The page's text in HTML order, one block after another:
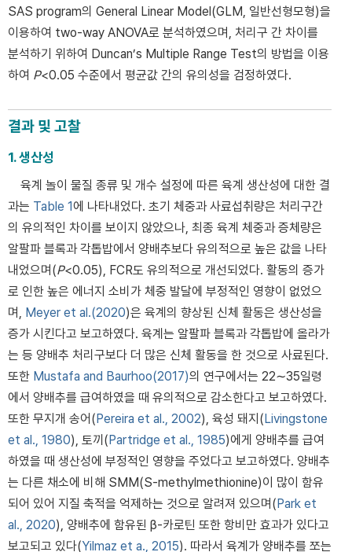
SAS program의 General Linear Model(GLM, 일반선형모형)을
이용하여 two-way ANOVA로 분석하였으며, 처리구 간 차이를
분석하기 위하여 Duncan’s Multiple Range Test의 방법을 이용
하여 P<0.05 수준에서 평균값 간의 유의성을 검정하였다.
결과 및 고찰
1. 생산성
육계 놀이 물질 종류 및 개수 설정에 따른 육계 생산성에 대한 결
과는 Table 1에 나타내었다. 초기 체중과 사료섭취량은 처리구간
의 유의적인 차이를 보이지 않았으나, 최종 육계 체중과 증체량은
알팔파 블록과 각톱밥에서 양배추보다 유의적으로 높은 값을 나타
내었으며(P<0.05), FCR도 유의적으로 개선되었다. 활동의 증가
로 인한 높은 에너지 소비가 체중 발달에 부정적인 영향이 없었으
며, Meyer et al.(2020)은 육계의 향상된 신체 활동은 생산성을
증가 시킨다고 보고하였다. 육계는 알팔파 블록과 각톱밥에 올라가
는 등 양배추 처리구보다 더 많은 신체 활동을 한 것으로 사료된다.
또한 Mustafa and Baurhoo(2017)의 연구에서는 22∼35일령
에서 양배추를 급여하였을 때 유의적으로 감소한다고 보고하였다.
또한 무지개 송어(Pereira et al., 2002), 육성 돼지(Livingstone
et al., 1980), 토끼(Partridge et al., 1985)에게 양배추를 급여
하였을 때 생산성에 부정적인 영향을 주었다고 보고하였다. 양배추
는 다른 채소에 비해 SMM(S-methylmethionine)이 많이 함유
되어 있어 지질 축적을 억제하는 것으로 알려져 있으며(Park et
al., 2020), 양배추에 함유된 β-카로틴 또한 항비만 효과가 있다고
보고되고 있다(Yilmaz et a., 2015). 따라서 육계가 양배추를 쪼는